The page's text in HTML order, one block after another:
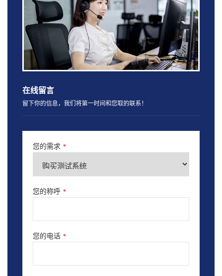
在线留言
留下你的信息，我们将第一时间和您取的联系！
您的需求 *
您的称呼 *
您的电话 *